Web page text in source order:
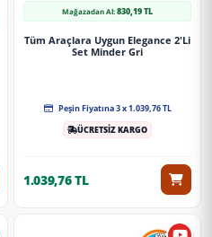
Mağazadan Al:830,19 TL
Tüm Araçlara Uygun Elegance 2'Li
Set Minder Gri
Peşin Fiyatına 3 x 1.039,76 TL
ÜCRETSİZ KARGO
1.039,76 TL